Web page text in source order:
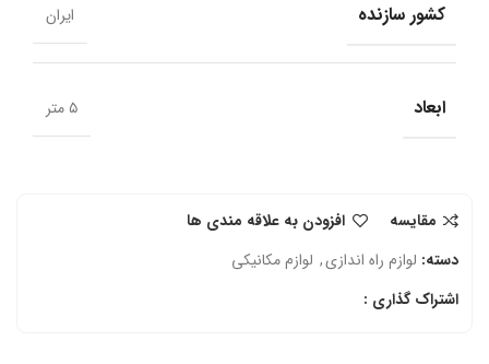
کشور سازنده ایران
ابعاد ۵ متر
مقایسه
افزودن به علاقه مندی ها
دسته: لوازم راه اندازی, لوازم مکانیکی
اشتراک گذاری :